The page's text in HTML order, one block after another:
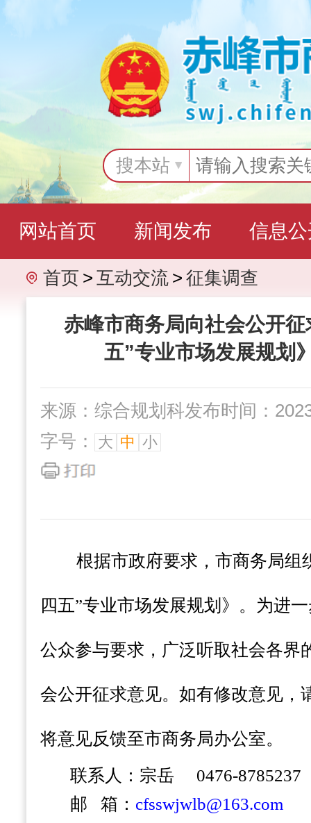
搜本站
网站首页 新闻发布 信息
互动交流 专题专栏
首页 > 互动交流 > 征集调查
赤峰市商务局向社会公开
五”专业市场发展规划
来源：综合规划科发布时间：
字号：
大 中 小
根据市政府要求，市商务局组
四五”专业市场发展规划》。为进
公众参与要求，广泛听取社会各界
会公开征求意见。如有修改意见，
将意见反馈至市商务局办公室。
联系人：宗岳 0476-8785237
邮 箱： cfsswjwlb@163.com